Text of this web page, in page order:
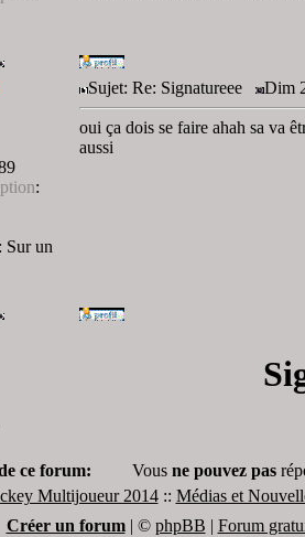
:
: Sur un
Sujet: Re: Signatureee Dim
oui ça dois se faire ahah sa va
aussi
ce forum: Vous ne pouvez pas
Multijoueur 2014:: Médias et
Créer un forum| © phpBB | Forum